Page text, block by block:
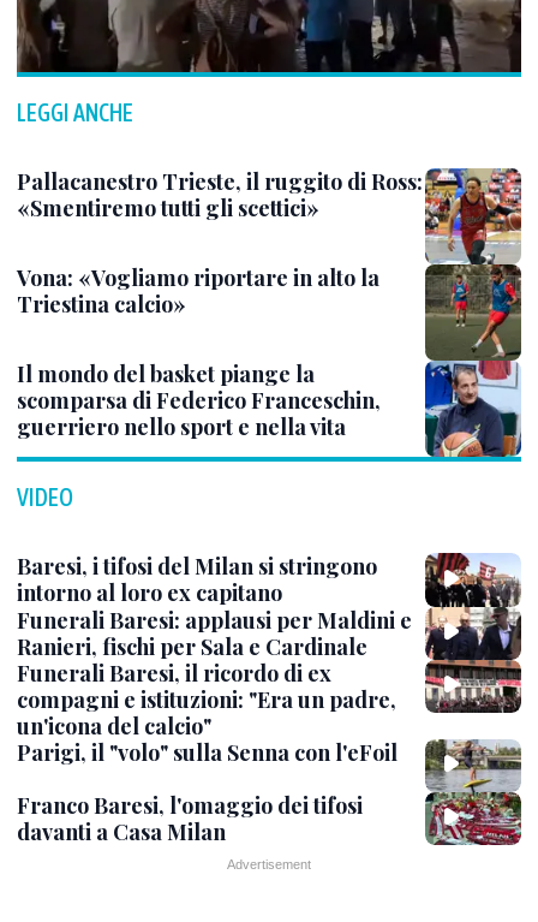
LEGGI ANCHE
Pallacanestro Trieste, il ruggito di Ross:
«Smentiremo tutti gli scettici»
Vona: «Vogliamo riportare in alto la
Triestina calcio»
Il mondo del basket piange la
scomparsa di Federico Franceschin,
guerriero nello sport e nella vita
VIDEO
Baresi, i tifosi del Milan si stringono
intorno al loro ex capitano
Funerali Baresi: applausi per Maldini e
Ranieri, fischi per Sala e Cardinale
Funerali Baresi, il ricordo di ex
compagni e istituzioni: "Era un padre,
un'icona del calcio"
Parigi, il "volo" sulla Senna con l'eFoil
Franco Baresi, l'omaggio dei tifosi
davanti a Casa Milan